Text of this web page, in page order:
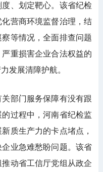
、划定靶心。该省纪检
营商环境监督治理，结
等情况，全面排查问题
重损害企业合法权益的
发展清障护航。
部门服务保障有没有跟
过程中，河南省纪检监
质生产力的卡点堵点，
业急难愁盼问题。该省
动省工信厅党组从政企